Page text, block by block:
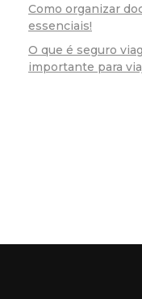
Como organizar
essenciais!
O que é seguro
importante para